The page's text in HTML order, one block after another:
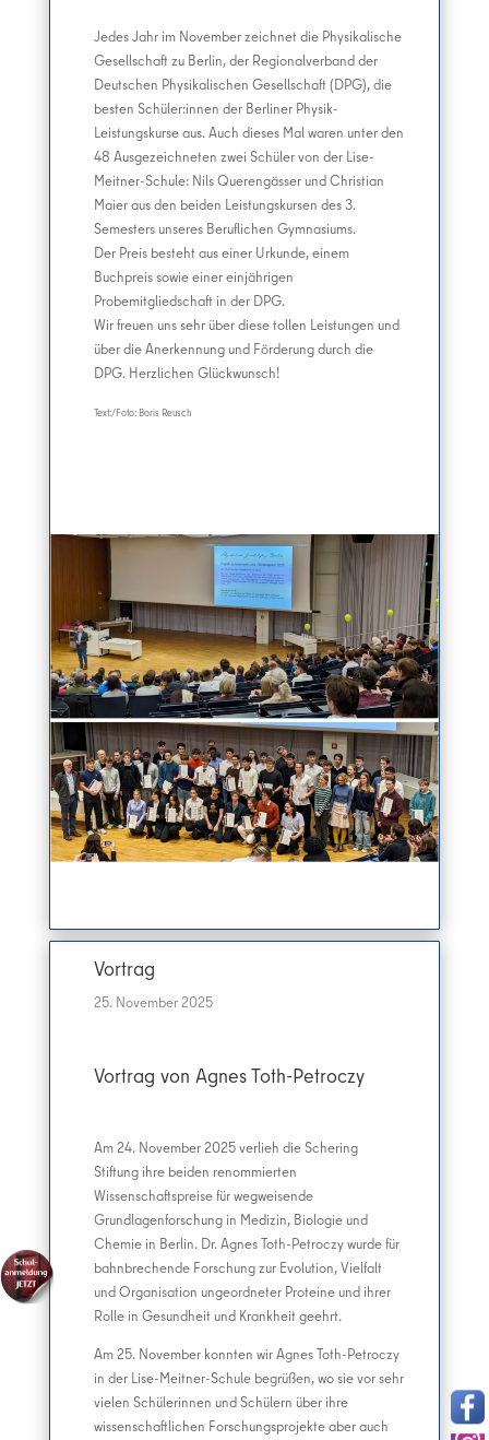
Jedes Jahr im November zeichnet die Physikalische
Gesellschaft zu Berlin, der Regionalverband der
Deutschen Physikalischen Gesellschaft (DPG), die
besten Schüler:innen der Berliner Physik-
Leistungskurse aus. Auch dieses Mal waren unter den
48 Ausgezeichneten zwei Schüler von der Lise-
Meitner-Schule: Nils Querengässer und Christian
Maier aus den beiden Leistungskursen des 3.
Semesters unseres Beruflichen Gymnasiums.
Der Preis besteht aus einer Urkunde, einem
Buchpreis sowie einer einjährigen
Probemitgliedschaft in der DPG.
Wir freuen uns sehr über diese tollen Leistungen und
über die Anerkennung und Förderung durch die
DPG. Herzlichen Glückwunsch!
Text:/Foto: Boris Reusch
Vortrag
25. November 2025
Vortrag von Agnes Toth-Petroczy
Am 24. November 2025 verlieh die Schering
Stiftung ihre beiden renommierten
Wissenschaftspreise für wegweisende
Grundlagenforschung in Medizin, Biologie und
Chemie in Berlin. Dr. Agnes Toth-Petroczy wurde für
bahnbrechende Forschung zur Evolution, Vielfalt
und Organisation ungeordneter Proteine und ihrer
Rolle in Gesundheit und Krankheit geehrt.
Am 25. November konnten wir Agnes Toth-Petroczy
in der Lise-Meitner-Schule begrüßen, wo sie vor sehr
vielen Schülerinnen und Schülern über ihre
wissenschaftlichen Forschungsprojekte aber auch